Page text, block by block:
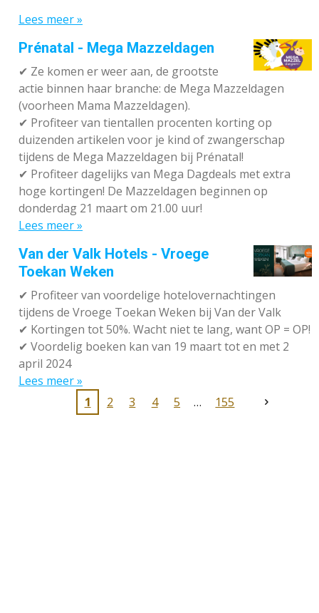
Lees meer »
Prénatal - Mega Mazzeldagen
✔ Ze komen er weer aan, de grootste
actie binnen haar branche: de Mega Mazzeldagen
(voorheen Mama Mazzeldagen).
✔ Profiteer van tientallen procenten korting op
duizenden artikelen voor je kind of zwangerschap
tijdens de Mega Mazzeldagen bij Prénatal!
✔ Profiteer dagelijks van Mega Dagdeals met extra
hoge kortingen! De Mazzeldagen beginnen op
donderdag 21 maart om 21.00 uur!
Lees meer »
Van der Valk Hotels - Vroege
Toekan Weken
✔ Profiteer van voordelige hotelovernachtingen
tijdens de Vroege Toekan Weken bij Van der Valk
✔ Kortingen tot 50%. Wacht niet te lang, want OP = OP!
✔ Voordelig boeken kan van 19 maart tot en met 2
april 2024
Lees meer »
1
2 3 4 5 155